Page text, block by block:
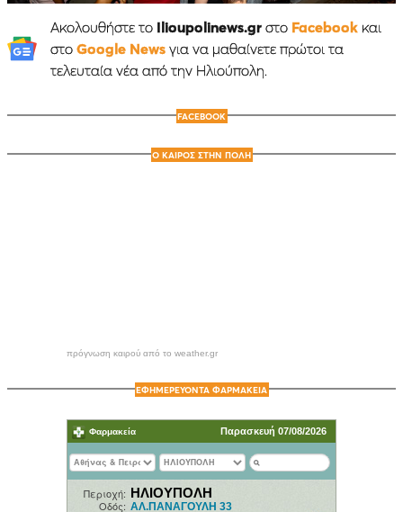
Ακολουθήστε το Ilioupolinews.grστο Facebookκαι
στο Google Newsγια να μαθαίνετε πρώτοι τα
τελευταία νέα από την Ηλιούπολη.
FACEBOOK
Ο ΚΑΙΡΟΣ ΣΤΗΝ ΠΟΛΗ
πρόγνωση καιρού από το weather.gr
ΕΦΗΜΕΡΕΥΟΝΤΑ ΦΑΡΜΑΚΕΙΑ